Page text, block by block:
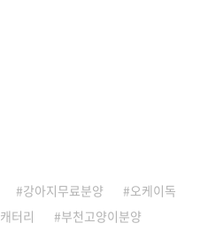
강아지무료분양
오케이독
캐터리
부천고양이분양